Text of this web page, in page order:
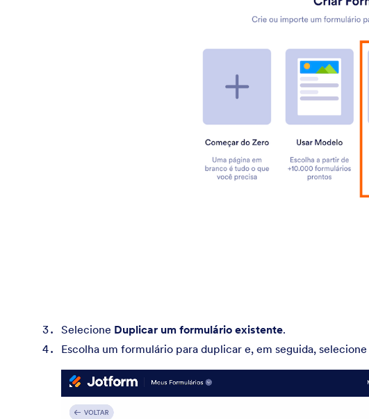
Selecione Duplicar um formulário existente.
Escolha um formulário para duplicar e, em seguida, selecione